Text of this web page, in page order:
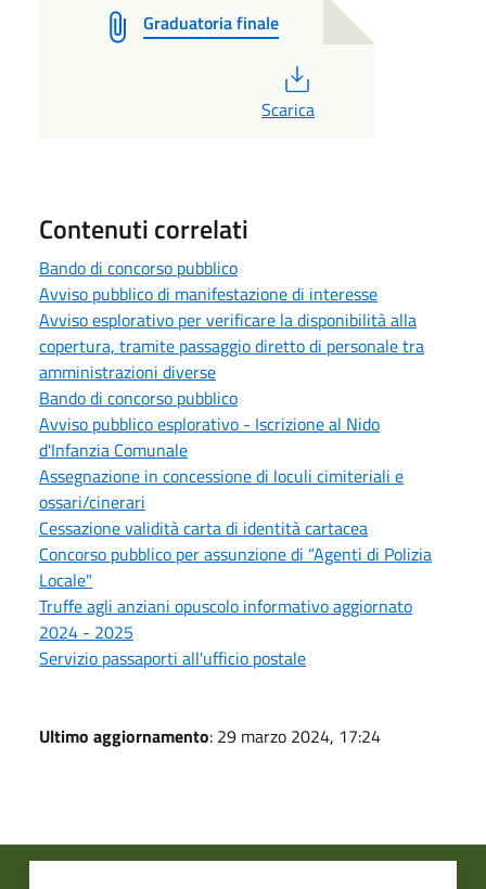
Graduatoria finale
Scarica
Contenuti correlati
Bando di concorso pubblico
Avviso pubblico di manifestazione di interesse
Avviso esplorativo per verificare la disponibilità alla
copertura, tramite passaggio diretto di personale tra
amministrazioni diverse
Bando di concorso pubblico
Avviso pubblico esplorativo - Iscrizione al Nido
d'Infanzia Comunale
Assegnazione in concessione di loculi cimiteriali e
ossari/cinerari
Cessazione validità carta di identità cartacea
Concorso pubblico per assunzione di “Agenti di Polizia
Locale"
Truffe agli anziani opuscolo informativo aggiornato
2024 - 2025
Servizio passaporti all'ufficio postale
Ultimo aggiornamento: 29 marzo 2024, 17:24